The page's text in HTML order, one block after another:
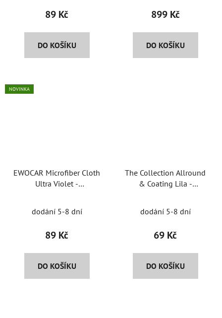
89 Kč
DO KOŠÍKU
899 Kč
DO KOŠÍKU
NOVINKA
EWOCAR Microfiber Cloth
Ultra Violet -
dodání 5-8 dní
89 Kč
DO KOŠÍKU
The Collection Allround
& Coating Lila -
dodání 5-8 dní
69 Kč
DO KOŠÍKU